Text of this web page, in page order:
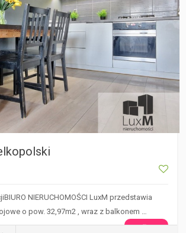
NIERUCHOMOŚCI LuxM przedstawia
o pow. 32,97m2 , wraz z balkonem …
WIĘCEJ